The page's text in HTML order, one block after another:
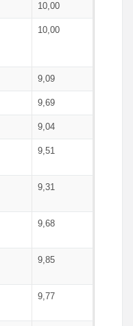
10,00
10,00
9,09
9,69
9,04
9,51
9,31
9,68
9,85
9,77